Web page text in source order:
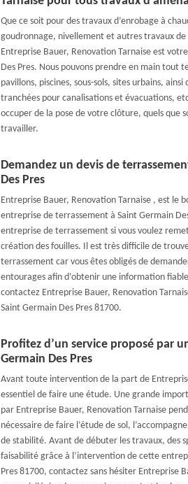
Que ce soit pour des travaux d’enrobage à
goudronnage, nivellement et autres travaux
Entreprise Bauer, Renovation Tarnaise est
Des Pres. Nous pouvons prendre en main tout
pavillons, piscines, sous-sols, sites urbains,
tranchées pour canalisations et évacuations,
occuper de la pose de votre clôture, quels que
travailler.
Demandez un devis de
Des Pres
Entreprise Bauer, Renovation Tarnaise , est le
entreprise de terrassement à Saint Germain
entreprise de terrassement si vous voulez
création des fouilles. Il est très difficile de
terrassement car vous êtes obligés de
entourages afin d’obtenir une information
contactez Entreprise Bauer, Renovation
Saint Germain Des Pres 81700.
Profitez d’un service proposé par
Germain Des Pres
Avant toute intervention de la part de
essentiel de faire une étude. Une grande
par Entreprise Bauer, Renovation Tarnaise
nécessaire de faire l’étude de sol,
de stabilité. Avant de débuter les travaux, des
faisabilité grâce à l’intervention de cette
Pres 81700, contactez sans hésiter Entreprise